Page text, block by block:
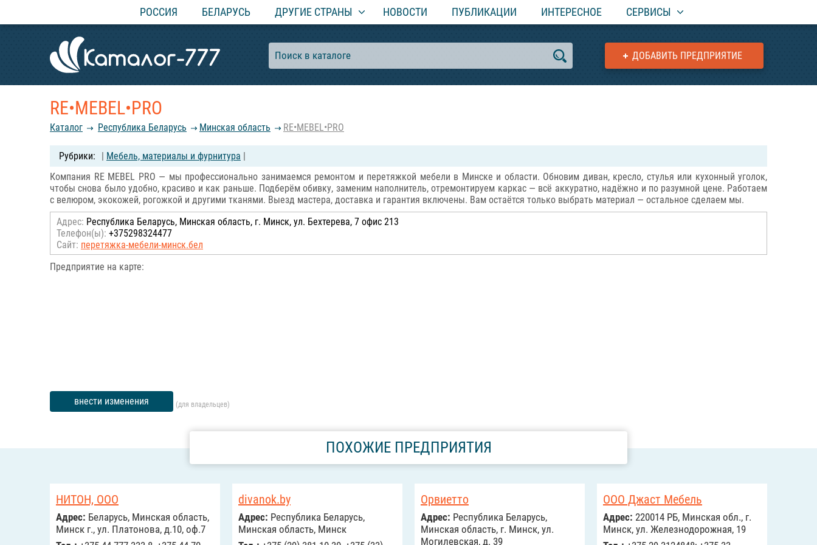
РОССИЯ БЕЛАРУСЬ ДРУГИЕ СТРАНЫ НОВОСТИ ПУБЛИКАЦИИ ИНТЕРЕСНОЕ СЕРВИСЫ
ДОБАВИТЬ ПРЕДПРИЯТИЕ
RE•MEBEL•PRO
Каталог Республика Беларусь Минская область RE•MEBEL•PRO
| Мебель, материалы и фурнитура |
Компания RE MEBEL PRO — мы профессионально занимаемся ремонтом и перетяжкой мебели в Минске и области. Обновим диван, кресло, стулья или кухонный уголок,
чтобы снова было удобно, красиво и как раньше. Подберём обивку, заменим наполнитель, отремонтируем каркас — всё аккуратно, надёжно и по разумной цене. Работаем
с велюром, экокожей, рогожкой и другими тканями. Выезд мастера, доставка и гарантия включены. Вам остаётся только выбрать материал — остальное сделаем мы.
Адрес: Республика Беларусь, Минская область, г. Минск, ул. Бехтерева, 7 офис 213
Телефон(ы): +375298324477
Сайт: перетяжка-мебели-минск.бел
Предприятие на карте:
внести изменения (для владельцев)
ПОХОЖИЕ ПРЕДПРИЯТИЯ
НИТОН, ООО
Адрес: Беларусь, Минская область,
Минск г., ул. Платонова, д.10, оф.7
divanok.by
Адрес: Республика Беларусь,
Минская область, Минск
Орвиетто
Адрес: Республика Беларусь,
Минская область, г. Минск, ул.
Могилевская, д. 39
ООО Джаст Мебель
Адрес: 220014 РБ, Минская обл., г.
Минск, ул. Железнодорожная, 19